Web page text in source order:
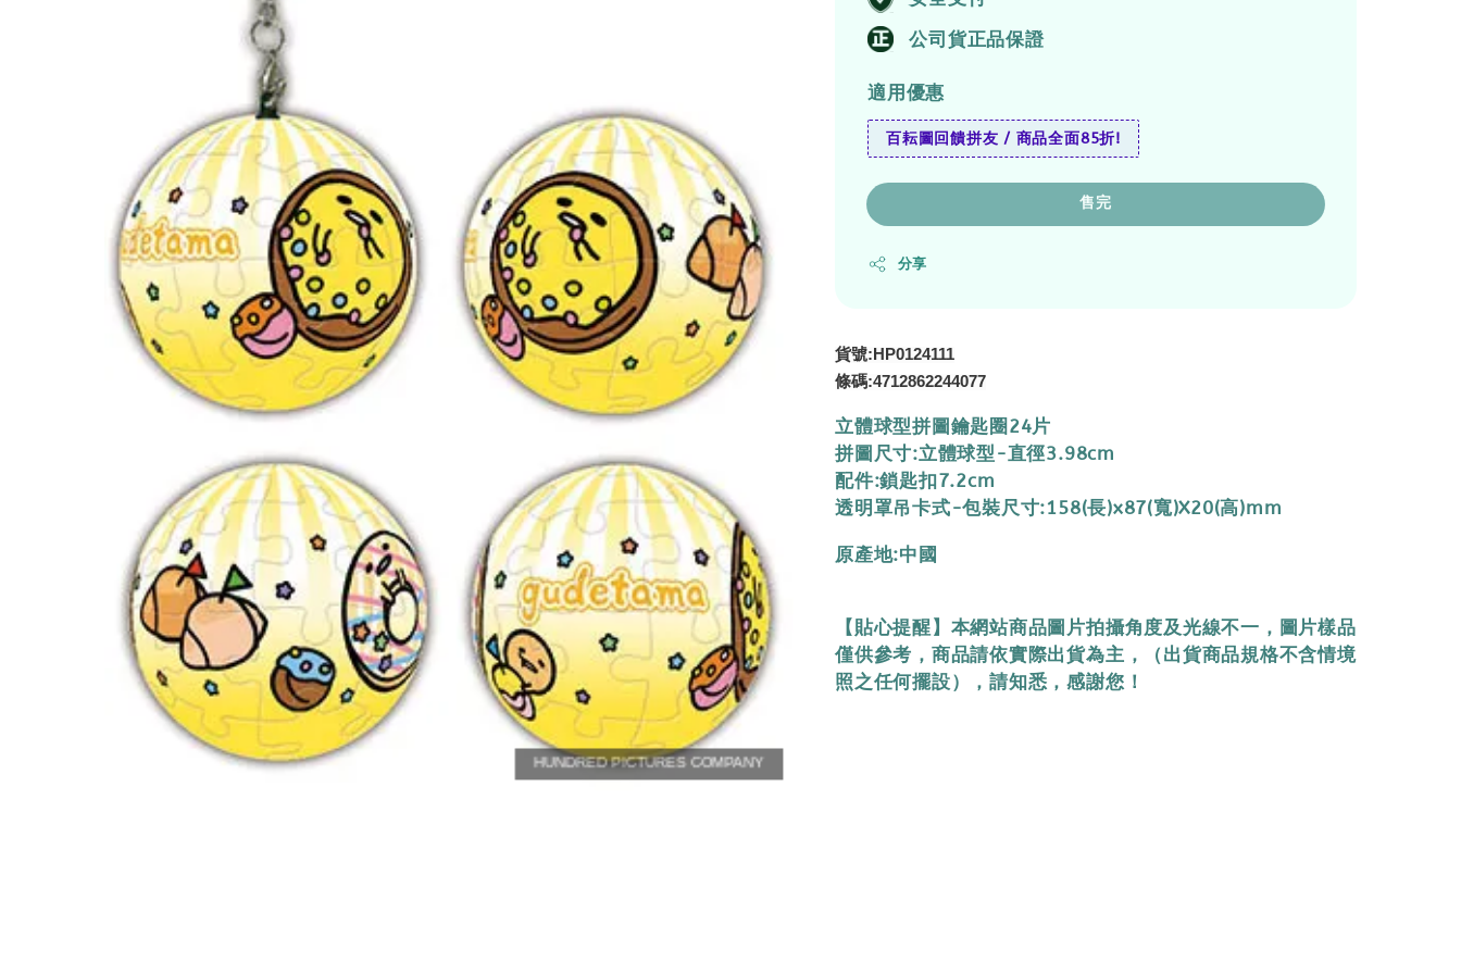
公司貨正品保證
適用優惠
百耘圖回饋拼友 / 商品全面85折!
售完
分享
貨號:HP0124111
條碼:4712862244077
立體球型拼圖鑰匙圈24片
拼圖尺寸:立體球型-直徑3.98cm
配件:鎖匙扣7.2cm
透明罩吊卡式-包裝尺寸:158(長)x87(寬)X20(高)mm
原產地:中國
【貼心提醒】本網站商品圖片拍攝角度及光線不一，圖片樣品
僅供參考，商品請依實際出貨為主，（出貨商品規格不含情境
照之任何擺設），請知悉，感謝您！